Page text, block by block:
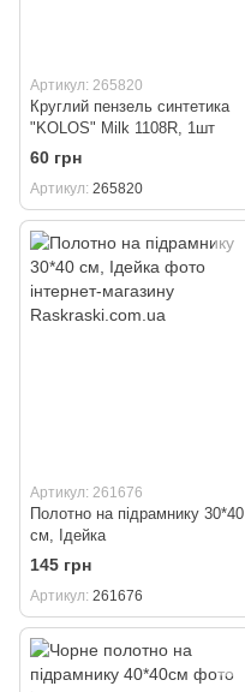
Артикул: 265820
Круглий пензель синтетика
"KOLOS" Milk 1108R, 1шт
60 грн
Артикул 265820
Артикул: 261676
Полотно на підрамнику 30*40
см, Ідейка
145 грн
Артикул 261676